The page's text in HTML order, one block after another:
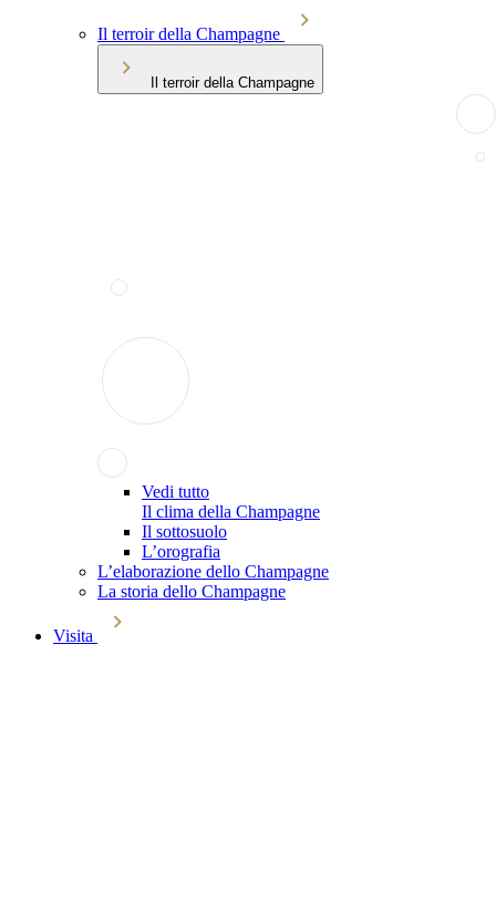
Il terroir della Champagne
Il terroir della Champagne
Vedi tutto
Il clima della Champagne
Il sottosuolo
L’orografia
L’elaborazione dello Champagne
La storia dello Champagne
Visita